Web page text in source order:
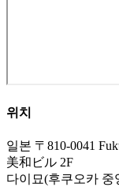
위치
일본 〒810-0041
美和ビル 2F
다이묘(후쿠오카 중